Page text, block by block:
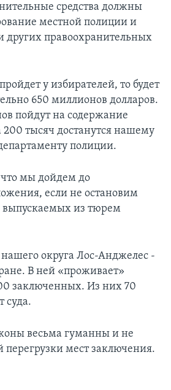
средства должны
местной полиции и
правоохранительных
у избирателей, то будет
650 миллионов долларов.
пойдут на содержание
тысяч достанутся нашему
полиции.
мы дойдем до
если не остановим
выпускаемых из тюрем
округа Лос-Анджелес -
В ней «проживает»
заключенных. Из них 70
суда.
весьма гуманны и не
мест заключения.